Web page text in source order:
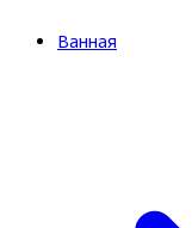
Ванная